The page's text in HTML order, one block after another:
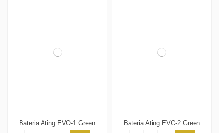
Bateria Ating EVO-1 Green Bateria Ating EVO-2 Green